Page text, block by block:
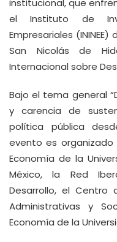
institucional, que
el Instituto de
Empresariales
San Nicolás de
Internacional sobre
Bajo el tema general
y carencia de
política pública
evento es
Economía de la
México, la Red
Desarrollo, el Centro
Administrativas y
Economía de la